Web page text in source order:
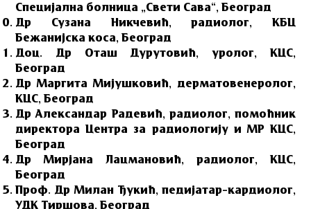
Специјална болница „Свети Сава“, Београд
Др Сузана Никчевић, радиолог, КБЦ
Бежанијска коса, Београд
Доц. Др Оташ Дурутовић, уролог, КЦС,
Београд
Др Маргита Мијушковић, дерматовенеролог,
КЦС, Београд
Др Александар Радевић, радиолог, помоћник
директора Центра за радиологију и МР КЦС,
Београд
Др Мирјана Лацмановић, радиолог, КЦС,
Београд
Проф. Др Милан Ђукић, педијатар–кардиолог,
УДК Тиршова, Београд